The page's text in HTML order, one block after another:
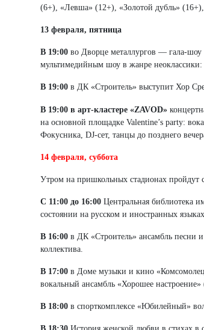
(6+), «Левша» (12+), «Золотой дубль»
13 февраля, пятница
В 19:00 во Дворце металлургов — гала-
мультимедийным шоу в жанре
В 19:00 в ДК «Строитель» выступит Хор
В 19:00 в арт-кластере «ZAVOD»
на основной площадке Valentine’s party:
Фокусника, DJ-сет, танцы до позднего
14 февраля, суббота
Утром на пришкольных стадионах пройдут
С 11:00 до 16:00 Центральная библиотека
состоянии на русском и иностранных языках.
В 16:00 в ДК «Строитель» ансамбль песни
коллектива.
В 17:00 в Доме музыки и кино
вокальный ансамбль «Хорошее
В 18:00 в спорткомплексе «Юбилейный»